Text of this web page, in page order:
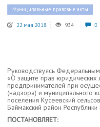
Муниципальные правовые акты
22 мая 2018 934 0
Руководствуясь
«О защите прав юридических
предпринимателей при
(надзора) и муниципального
поселения Кусеевский
Баймакский район Республики
ПОСТАНОВЛЯЕТ: